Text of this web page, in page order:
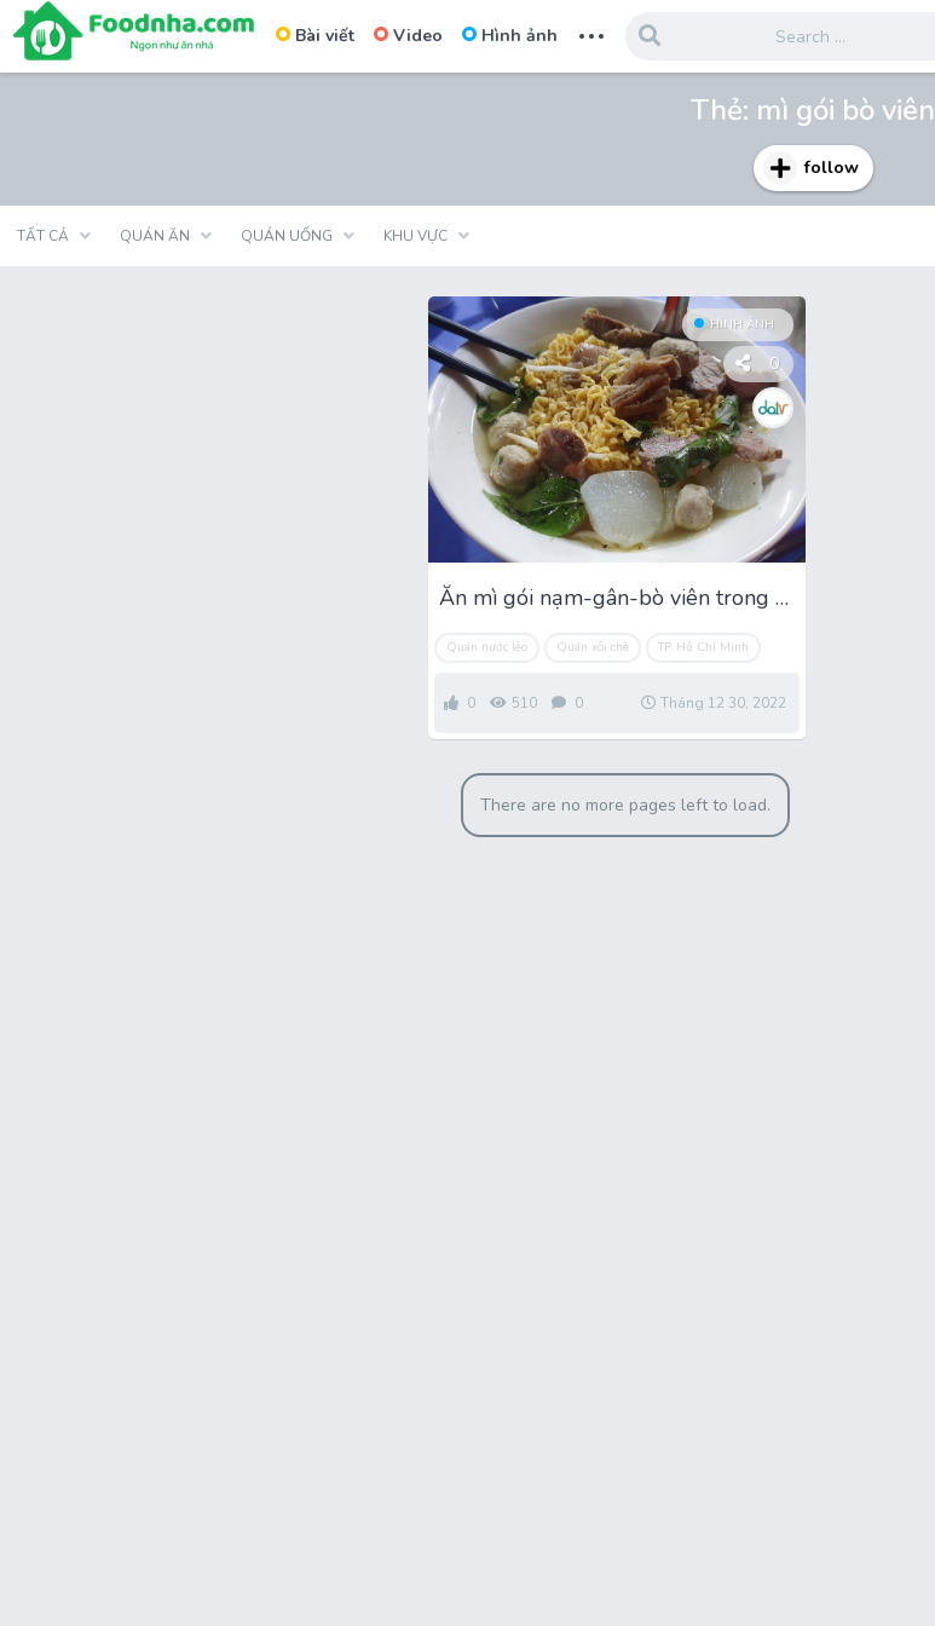
Bài viết Video Hình ảnh ...
Thẻ: mì gói bò viên
follow
TẤT CẢ QUÁN ĂN QUÁN UỐNG KHU VỰC
HÌNH ẢNH
0
Ăn mì gói nạm-gân-bò viên trong quán chè Hai Mẹ Con
Quán nước lèo Quán xôi chè TP. Hồ Chí Minh
0 510 0 Tháng 12 30, 2022
There are no more pages left to load.